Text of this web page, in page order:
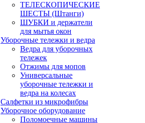
ТЕЛЕСКОПИЧЕСКИЕ
ШЕСТЫ (Штанги)
ШУБКИ и держатели
для мытья окон
Уборочные тележки и ведра
Ведра для уборочных
тележек
Отжимы для мопов
Универсальные
уборочные тележки и
ведра на колесах
Салфетки из микрофибры
Уборочное оборудование
Поломоечные машины